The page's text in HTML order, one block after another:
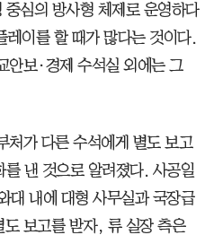
심의 방사형 체제로 운영하다
레이를 할 때가 많다는 것이다.
안보·경제 수석실 외에는 그
처가 다른 수석에게 별도 보고
낸 것으로 알려졌다. 사공일
대 내에 대형 사무실과 국장급
도 보고를 받자, 류 실장 측은